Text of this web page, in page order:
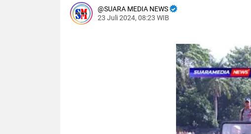
SUARA MEDIA NEWS
23 Juli 2024, 08:23 WIB